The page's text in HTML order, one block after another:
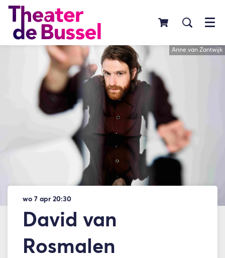
Menu
Anne van Zantwijk
David van
Rosmalen
wo 7 apr 20:30